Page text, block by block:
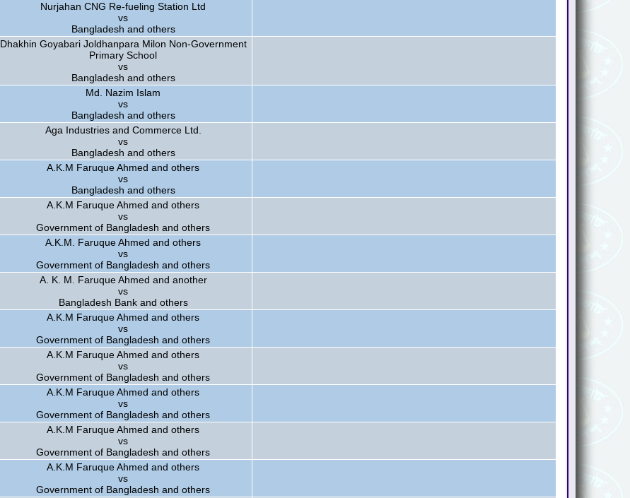
Nurjahan CNG Re-fueling Station Ltd
vs
Bangladesh and others
Dhakhin Goyabari Joldhanpara Milon Non-Government
Primary School
vs
Bangladesh and others
Md. Nazim Islam
vs
Bangladesh and others
Aga Industries and Commerce Ltd.
vs
Bangladesh and others
A.K.M Faruque Ahmed and others
vs
Bangladesh and others
A.K.M Faruque Ahmed and others
vs
Government of Bangladesh and others
A.K.M. Faruque Ahmed and others
vs
Government of Bangladesh and others
A. K. M. Faruque Ahmed and another
vs
Bangladesh Bank and others
A.K.M Faruque Ahmed and others
vs
Government of Bangladesh and others
A.K.M Faruque Ahmed and others
vs
Government of Bangladesh and others
A.K.M Faruque Ahmed and others
vs
Government of Bangladesh and others
A.K.M Faruque Ahmed and others
vs
Government of Bangladesh and others
A.K.M Faruque Ahmed and others
vs
Government of Bangladesh and others